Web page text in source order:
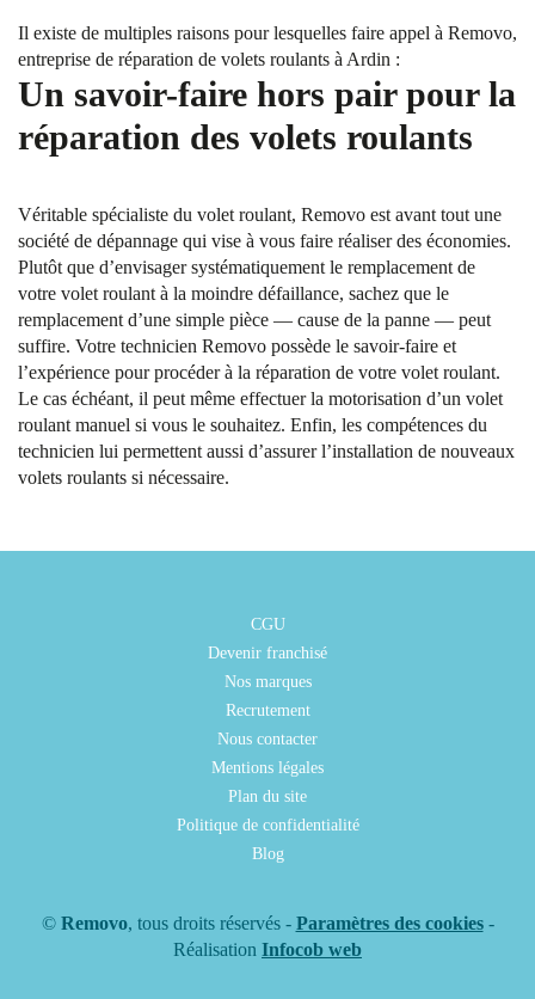
Il existe de multiples raisons pour lesquelles faire appel à Removo,
entreprise de réparation de volets roulants à Ardin :
Un savoir-faire hors pair pour la
réparation des volets roulants
Véritable spécialiste du volet roulant, Removo est avant tout une
société de dépannage qui vise à vous faire réaliser des économies.
Plutôt que d’envisager systématiquement le remplacement de
votre volet roulant à la moindre défaillance, sachez que le
remplacement d’une simple pièce — cause de la panne — peut
suffire. Votre technicien Removo possède le savoir-faire et
l’expérience pour procéder à la réparation de votre volet roulant.
Le cas échéant, il peut même effectuer la motorisation d’un volet
roulant manuel si vous le souhaitez. Enfin, les compétences du
technicien lui permettent aussi d’assurer l’installation de nouveaux
volets roulants si nécessaire.
CGU
Devenir franchisé
Nos marques
Recrutement
Nous contacter
Mentions légales
Plan du site
Politique de confidentialité
Blog
© Removo, tous droits réservés - Paramètres des cookies-
Réalisation Infocob web